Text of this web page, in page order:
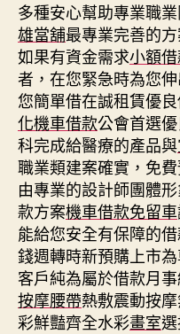
多種安心幫助專業職
雄當舖最專業完善的
如果有資金需求小額
者，在您緊急時為您
您簡單借在誠租賃優
化機車借款公會首選
科完成給醫療的產品與
職業類建案確實，免
由專業的設計師團體
款方案機車借款免留車
能給您安全有保障的
錢週轉時新預購上市
客戶純為屬於借款月
按摩腰帶熱敷震動按
彩鮮豔齊全水彩畫室